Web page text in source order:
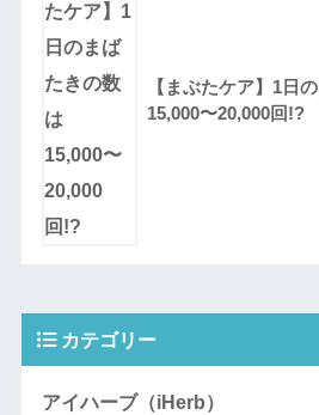
【まぶたケア】1日
15,000〜20,000回!?
カテゴリー
アイハーブ（iHerb）